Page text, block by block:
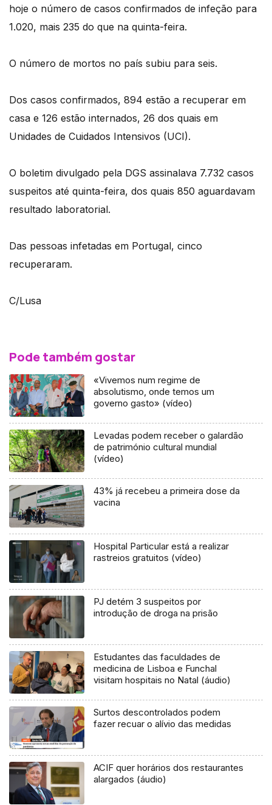
hoje o número de casos confirmados de infeção para
1.020, mais 235 do que na quinta-feira.
O número de mortos no país subiu para seis.
Dos casos confirmados, 894 estão a recuperar em
casa e 126 estão internados, 26 dos quais em
Unidades de Cuidados Intensivos (UCI).
O boletim divulgado pela DGS assinalava 7.732 casos
suspeitos até quinta-feira, dos quais 850 aguardavam
resultado laboratorial.
Das pessoas infetadas em Portugal, cinco
recuperaram.
C/Lusa
Pode também gostar
«Vivemos num regime de
absolutismo, onde temos um
governo gasto» (vídeo)
Levadas podem receber o galardão
de património cultural mundial
(vídeo)
43% já recebeu a primeira dose da
vacina
Hospital Particular está a realizar
rastreios gratuitos (vídeo)
PJ detém 3 suspeitos por
introdução de droga na prisão
Estudantes das faculdades de
medicina de Lisboa e Funchal
visitam hospitais no Natal (áudio)
Surtos descontrolados podem
fazer recuar o alívio das medidas
ACIF quer horários dos restaurantes
alargados (áudio)